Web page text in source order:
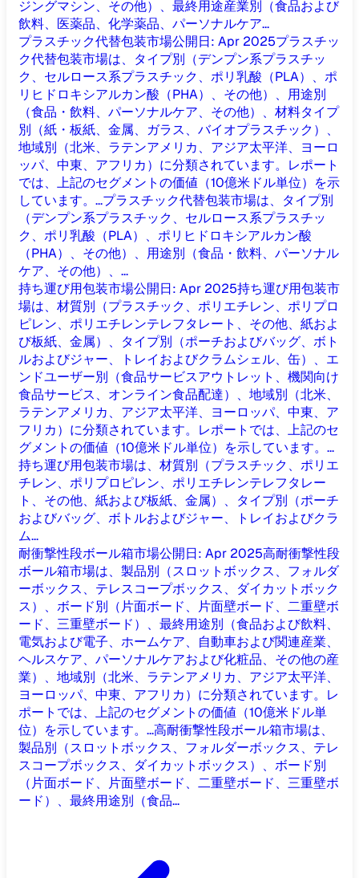
ジングマシン、その他）、最終用途産業別（食品および
飲料、医薬品、化学薬品、パーソナルケア...
プラスチック代替包装市場公開日: Apr 2025プラスチッ
ク代替包装市場は、タイプ別（デンプン系プラスチッ
ク、セルロース系プラスチック、ポリ乳酸（PLA）、ポ
リヒドロキシアルカン酸（PHA）、その他）、用途別
（食品・飲料、パーソナルケア、その他）、材料タイプ
別（紙・板紙、金属、ガラス、バイオプラスチック）、
地域別（北米、ラテンアメリカ、アジア太平洋、ヨーロ
ッパ、中東、アフリカ）に分類されています。レポート
では、上記のセグメントの価値（10億米ドル単位）を示
しています。...プラスチック代替包装市場は、タイプ別
（デンプン系プラスチック、セルロース系プラスチッ
ク、ポリ乳酸（PLA）、ポリヒドロキシアルカン酸
（PHA）、その他）、用途別（食品・飲料、パーソナル
ケア、その他）、...
持ち運び用包装市場公開日: Apr 2025持ち運び用包装市
場は、材質別（プラスチック、ポリエチレン、ポリプロ
ピレン、ポリエチレンテレフタレート、その他、紙およ
び板紙、金属）、タイプ別（ポーチおよびバッグ、ボト
ルおよびジャー、トレイおよびクラムシェル、缶）、エ
ンドユーザー別（食品サービスアウトレット、機関向け
食品サービス、オンライン食品配達）、地域別（北米、
ラテンアメリカ、アジア太平洋、ヨーロッパ、中東、ア
フリカ）に分類されています。レポートでは、上記のセ
グメントの価値（10億米ドル単位）を示しています。...
持ち運び用包装市場は、材質別（プラスチック、ポリエ
チレン、ポリプロピレン、ポリエチレンテレフタレー
ト、その他、紙および板紙、金属）、タイプ別（ポーチ
およびバッグ、ボトルおよびジャー、トレイおよびクラ
ム...
耐衝撃性段ボール箱市場公開日: Apr 2025高耐衝撃性段
ボール箱市場は、製品別（スロットボックス、フォルダ
ーボックス、テレスコープボックス、ダイカットボック
ス）、ボード別（片面ボード、片面壁ボード、二重壁ボ
ード、三重壁ボード）、最終用途別（食品および飲料、
電気および電子、ホームケア、自動車および関連産業、
ヘルスケア、パーソナルケアおよび化粧品、その他の産
業）、地域別（北米、ラテンアメリカ、アジア太平洋、
ヨーロッパ、中東、アフリカ）に分類されています。レ
ポートでは、上記のセグメントの価値（10億米ドル単
位）を示しています。...高耐衝撃性段ボール箱市場は、
製品別（スロットボックス、フォルダーボックス、テレ
スコープボックス、ダイカットボックス）、ボード別
（片面ボード、片面壁ボード、二重壁ボード、三重壁ボ
ード）、最終用途別（食品...